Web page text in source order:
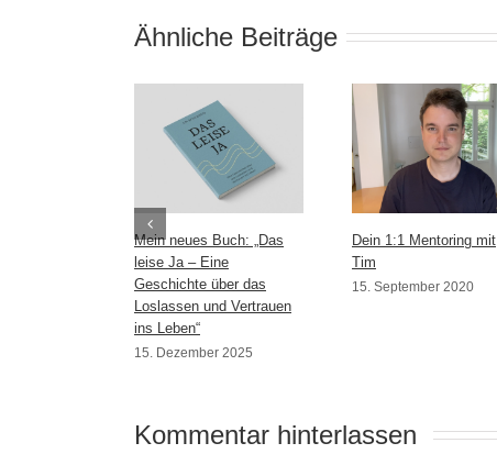
Ähnliche Beiträge
Mein neues Buch: „Das
leise Ja – Eine
Geschichte über das
Loslassen und Vertrauen
ins Leben“
15. Dezember 2025
Dein 1:1 Mentoring mit
Tim
15. September 2020
Kommentar hinterlassen